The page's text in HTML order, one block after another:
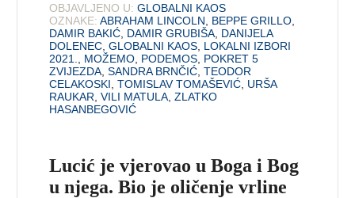
OBJAVLJENO U: GLOBALNI KAOS
OZNAKE: ABRAHAM LINCOLN BEPPE GRILLO
DAMIR BAKIĆ DAMIR GRUBIŠA DANIJELA
DOLENEC ,GLOBALNI KAOS LOKALNI IZBORI
2021.
MOŽEMO PODEMOS POKRET 5
ZVIJEZDA ,SANDRA BRNČIĆ ,TEODOR
CELAKOSKI ,TOMISLAV TOMAŠEVIĆ URŠA
RAUKAR ,VILI MATULA ,ZLATKO
HASANBEGOVIĆ
Lucić je vjerovao u Boga i Bog
u njega. Bio je oličenje vrline